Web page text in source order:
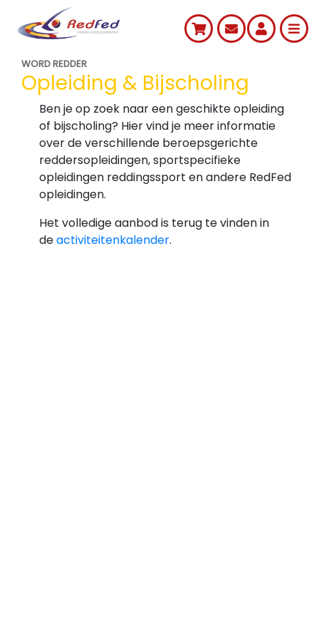
WORD REDDER
Opleiding & Bijscholing
Ben je op zoek naar een geschikte opleiding
of bijscholing? Hier vind je meer informatie
over de verschillende beroepsgerichte
reddersopleidingen, sportspecifieke
opleidingen reddingssport en andere RedFed
opleidingen.
Het volledige aanbod is terug te vinden in
deactiviteitenkalender.